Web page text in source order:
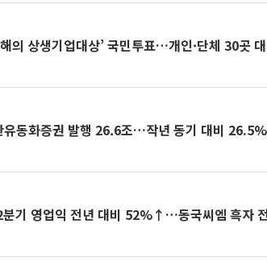
의 상생기업대상’ 국민투표…개인·단체 30곳
유동화증권 발행 26.6조…작년 동기 대비
분기 영업익 전년 대비 52%↑…동국씨엠 흑자